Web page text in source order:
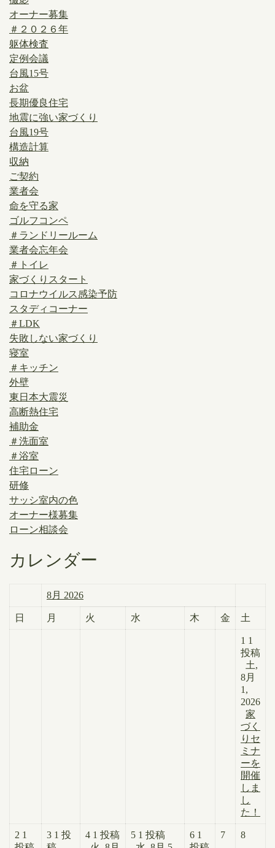
オーナー募集
＃２０２６年
躯体検査
定例会議
台風15号
お盆
長期優良住宅
地震に強い家づくり
台風19号
構造計算
収納
ご契約
業者会
命を守る家
ゴルフコンペ
＃ランドリールーム
業者会忘年会
＃トイレ
家づくりスタート
コロナウイルス感染予防
スタディコーナー
＃LDK
失敗しない家づくり
寝室
＃キッチン
外壁
東日本大震災
高断熱住宅
補助金
＃洗面室
＃浴室
住宅ローン
研修
サッシ室内の色
オーナー様募集
ローン相談会
カレンダー
8月 2026
日 月 火 水 木 金 土
1 1
投稿
土,
8月
1,
2026
家
づく
りセ
ミナ
ーを
開催
しま
し
た！
2 1
3 1 投
4 1 投稿
5 1 投稿
6 1
7 8